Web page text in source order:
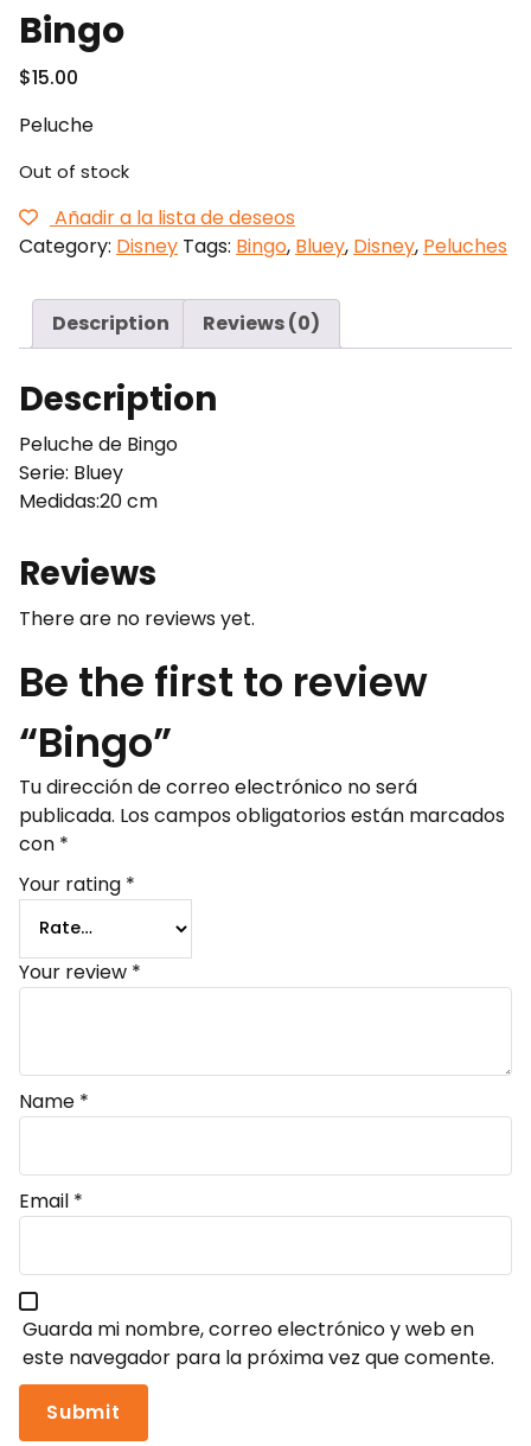
Bingo
$15.00
Peluche
Out of stock
Añadir a la lista de deseos
Category: Disney Tags: Bingo, Bluey, Disney, Peluches
Description Reviews (0)
Description
Peluche de Bingo
Serie: Bluey
Medidas:20 cm
Reviews
There are no reviews yet.
Be the first to review
“Bingo”
Tu dirección de correo electrónico no será
publicada. Los campos obligatorios están marcados
con *
Your rating *
Your review *
Name *
Email *
Guarda mi nombre, correo electrónico y web en
este navegador para la próxima vez que comente.